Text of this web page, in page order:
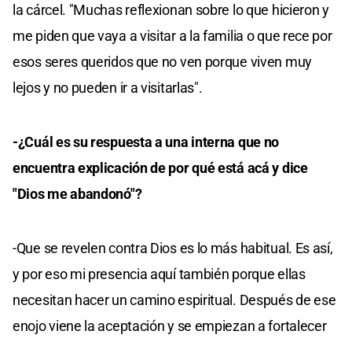
la cárcel. "Muchas reflexionan sobre lo que hicieron y
me piden que vaya a visitar a la familia o que rece por
esos seres queridos que no ven porque viven muy
lejos y no pueden ir a visitarlas".
-¿Cuál es su respuesta a una interna que no
encuentra explicación de por qué está acá y dice
"Dios me abandonó"?
-Que se revelen contra Dios es lo más habitual. Es así,
y por eso mi presencia aquí también porque ellas
necesitan hacer un camino espiritual. Después de ese
enojo viene la aceptación y se empiezan a fortalecer